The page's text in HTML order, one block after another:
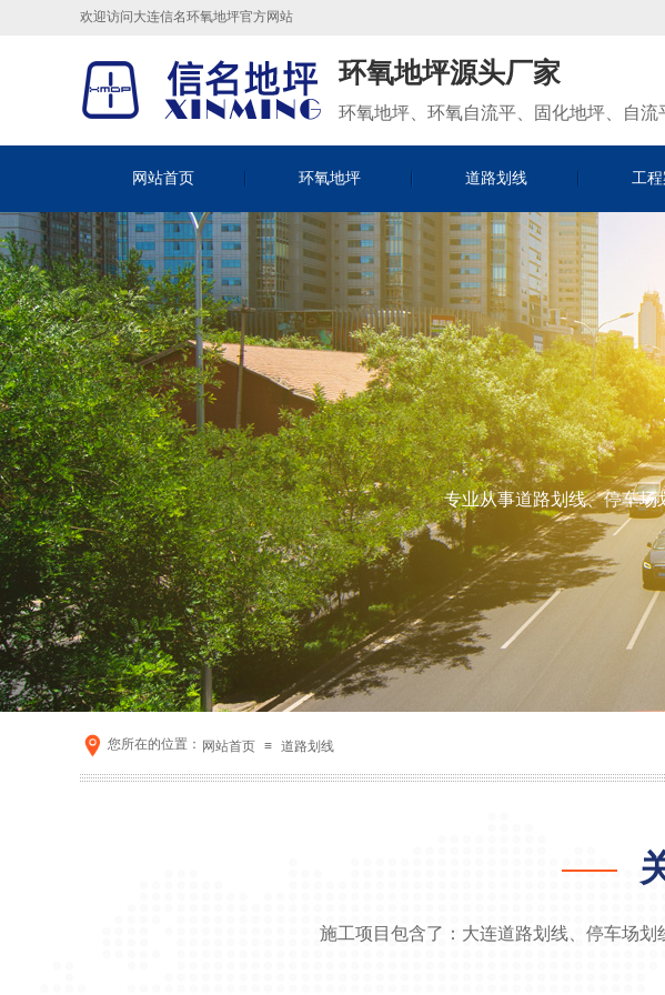
欢迎访问大连信名环氧地坪官方网站
环氧地坪源头厂家
环氧地坪、环氧自流平、固化地坪、自
网站首页 环氧地坪 道路划线 工程
专业从事道路划线、停车
您所在的位置： 网站首页 ≡ 道路划线
施工项目包含了：大连道路划线、停车场划